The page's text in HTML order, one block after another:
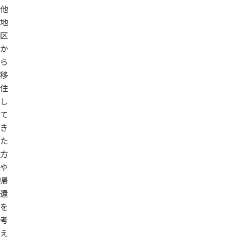
他
地
区
か
ら
移
住
し
て
き
た
方
や
帰
還
を
考
え